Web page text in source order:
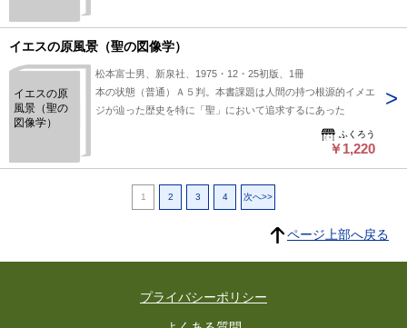
イエスの原風景（聖の図像学）
イエスの原
風景（聖の
図像学）
松本富士男、新泉社、1975・12・25初版、1冊
本の状態（普通）Ａ５判。本書課題は人間の持つ根源的イメエ
ジが辿った歴史を特に「聖」において追求するにあった
ふくろう
￥1,220
1 2 3 4 次へ>>
ページ上部へ戻る
プライバシーポリシー